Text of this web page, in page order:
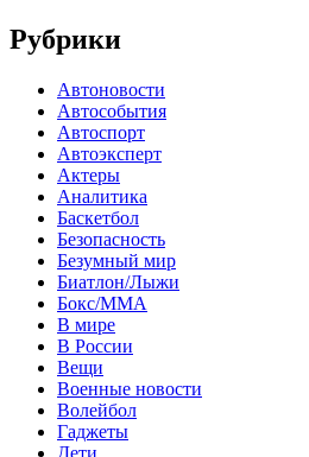
Рубрики
Автоновости
Автособытия
Автоспорт
Автоэксперт
Актеры
Аналитика
Баскетбол
Безопасность
Безумный мир
Биатлон/Лыжи
Бокс/MMA
В мире
В России
Вещи
Военные новости
Волейбол
Гаджеты
Дети